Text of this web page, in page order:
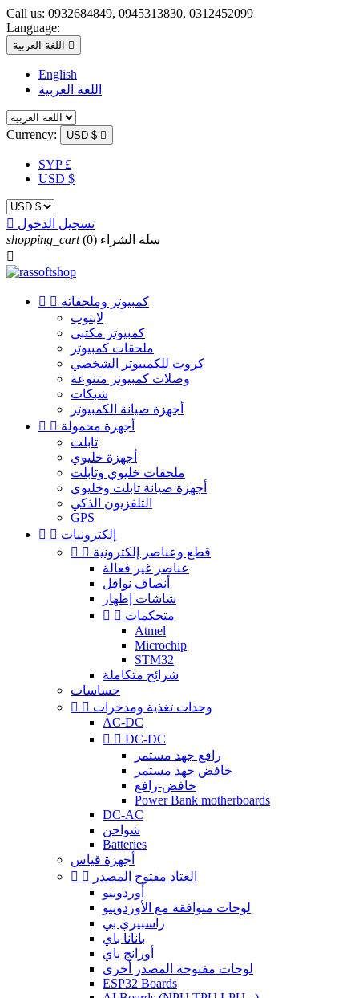
Call us: 0932684849, 0945313830, 0312452099
Language:
اللغة العربية 
English
اللغة العربية
Currency: USD $ 
SYP £
USD $
 تسجيل الدخول
shopping_cart
سلة الشراء (0)

  كمبيوتر وملحقاته
لابتوب
كمبيوتر مكتبي
ملحقات كمبيوتر
كروت للكمبيوتر الشخصي
وصلات كمبيوتر متنوعة
شبكات
أجهزة صيانة الكمبيوتر
  أجهزة محمولة
تابلت
أجهزة خليوي
ملحقات خليوي وتابلت
أجهزة صيانة تابلت وخليوي
التلفزيون الذكي
GPS
  إلكترونيات
  قطع وعناصر إلكترونية
عناصر غير فعالة
أنصاف نواقل
شاشات إظهار
  متحكمات
Atmel
Microchip
STM32
شرائح متكاملة
حساسات
  وحدات تغذية ومدخرات
AC-DC
  DC-DC
رافع جهد مستمر
خافض جهد مستمر
خافض-رافع
Power Bank motherboards
DC-AC
شواحن
Batteries
أجهزة قياس
 
العتاد مفتوح المصدر
أوردوينو
لوحات متوافقة مع الأوردوينو
راسبيري بي
بانانا باي
أورانج باي
لوحات مفتوحة المصدر أخرى
ESP32 Boards